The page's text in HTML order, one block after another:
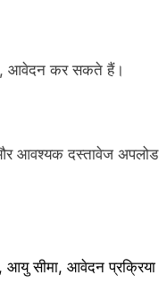
हैं, आवेदन कर सकते हैं।
आवश्यक दस्तावेज अपलोड
सीमा, आवेदन प्रक्रिया